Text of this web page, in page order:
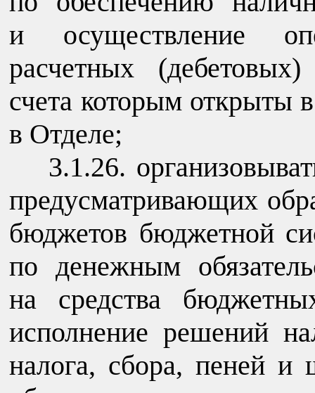
и осуществление
расчетных
счета которым открыты
в Отделе;
3.1.26.
предусматривающих
бюджетов бюджетной
по денежным
на средства
исполнение решений
налога, сбора, пеней и